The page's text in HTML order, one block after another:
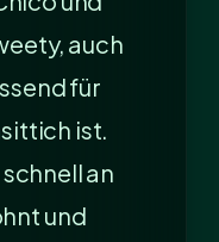
auch
für
ist.
an
und